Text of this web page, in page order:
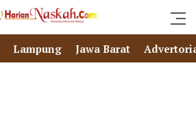
Lampung Jawa Barat